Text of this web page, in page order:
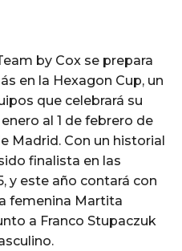
by Cox se prepara
en la Hexagon Cup, un
que celebrará su
al 1 de febrero de
Madrid. Con un historial
finalista en las
y este año contará con
femenina Martita
a Franco Stupaczuk